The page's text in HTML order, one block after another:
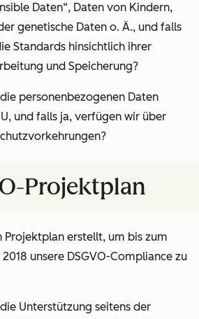
Daten“, Daten von Kindern,
genetische Daten o. Ä., und falls
Standards hinsichtlich ihrer
und Speicherung?
personenbezogenen Daten
und falls ja, verfügen wir über
Projektplan
Projektplan erstellt, um bis zum
unsere DSGVO-Compliance zu
Unterstützung seitens der